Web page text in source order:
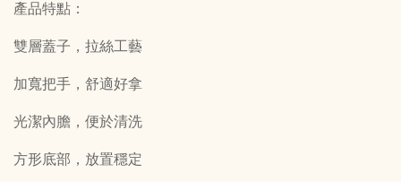
產品特點：
雙層蓋子，拉絲工藝
加寬把手，舒適好拿
光潔內膽，便於清洗
方形底部，放置穩定